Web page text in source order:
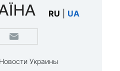
RU UA
Новости Украины